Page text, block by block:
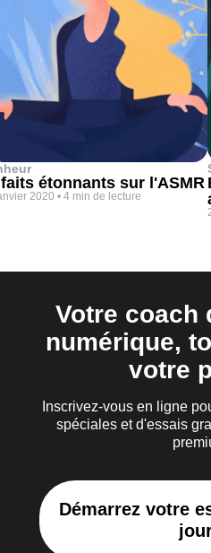
étonnants sur l'ASMR
2020 • 4 min de lecture
Votre coach
numérique,
votre
Inscrivez-vous en ligne
spéciales et d'essais
Démarrez votre